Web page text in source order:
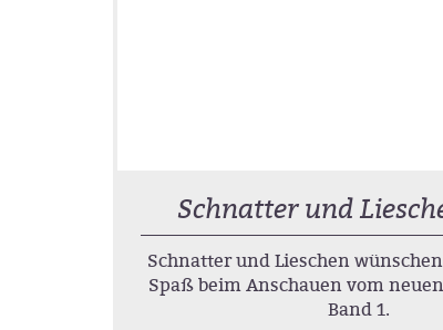
Schnatter und
Schnatter und Lieschen
Spaß beim Anschauen vom
Band 1.